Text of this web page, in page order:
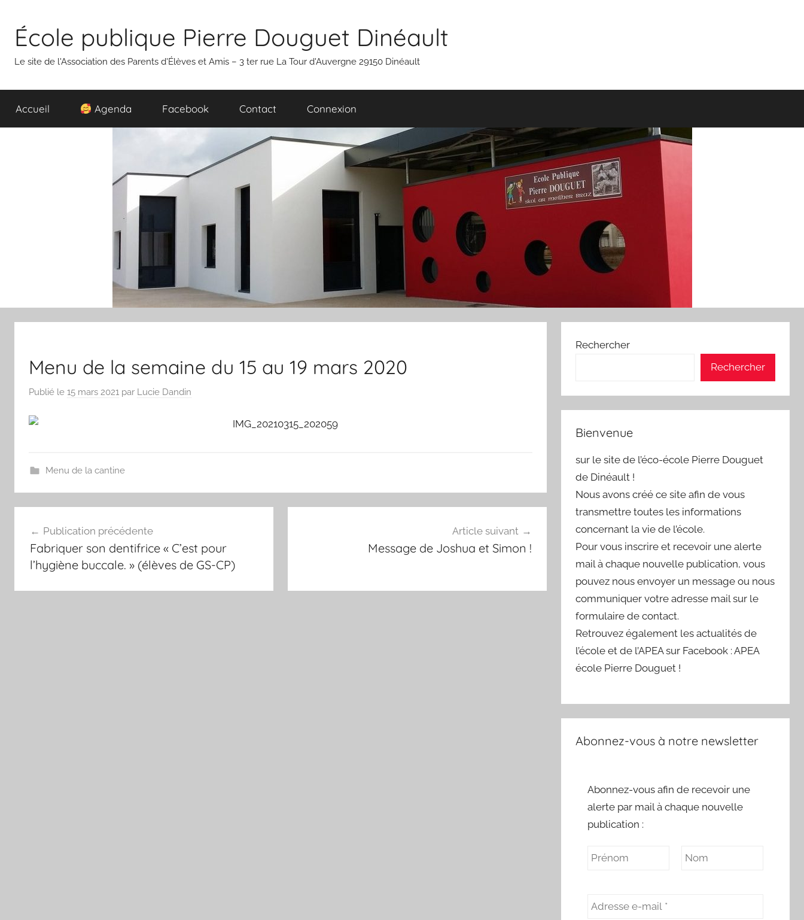
contenu
École publique Pierre Douguet Dinéault
Le site de l'Association des Parents d'Élèves et Amis – 3 ter rue La Tour d'Auvergne 29150 Dinéault
Accueil Agenda Facebook Contact Connexion
Menu de la semaine du 15 au 19 mars 2020
Publié le 15 mars 2021 par Lucie Dandin
Menu de la cantine
de
l’article
Publication précédente
Fabriquer son dentifrice « C’est pour
l’hygiène buccale. » (élèves de GS-CP)
Article suivant
Message de Joshua et Simon !
Rechercher
Rechercher
Bienvenue
sur le site de l’éco-école Pierre Douguet
de Dinéault !
Nous avons créé ce site afin de vous
transmettre toutes les informations
concernant la vie de l’école.
Pour vous inscrire et recevoir une alerte
mail à chaque nouvelle publication, vous
pouvez nous envoyer un message ou nous
communiquer votre adresse mail sur le
formulaire de contact.
Retrouvez également les actualités de
l’école et de l’APEA sur Facebook : APEA
école Pierre Douguet !
Abonnez-vous à notre newsletter
Abonnez-vous afin de recevoir une
alerte par mail à chaque nouvelle
publication :